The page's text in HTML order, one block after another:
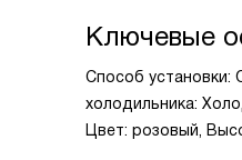
Ключевые
Способ установки:
холодильника:
Цвет: розовый,